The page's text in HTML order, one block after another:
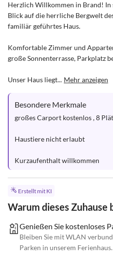
Herzlich Willkommen in Brand! In
Blick auf die herrliche Bergwelt
familiär geführtes Haus.
Komfortable Zimmer und
große Sonnenterrasse, Parkplatz
Unser Haus liegt... Mehr anzeigen
Besondere Merkmale
großes Carport kostenlos , 8
Haustiere nicht erlaubt
Kurzaufenthalt willkommen
Erstellt mit KI
Warum dieses Zuhause
Genießen Sie kostenloses
Bleiben Sie mit WLAN
Parken in unserem Ferienhaus.